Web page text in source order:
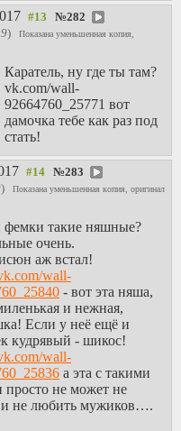
№282
)
Показана уменьшенная копия,
Каратель, ну где ты там?
vk.com/wall-
92664760_25771 вот
дамочка тебе как раз под
стать!
№283
)
Показана уменьшенная копия, оригинал
фемки такие няшные?
очень.
аж встал!
wall-
- вот эта няша,
и нежная,
Если у неё ещё и
кудрявый - шикос!
wall-
а эта с такими
просто не может не
и не любить мужиков….